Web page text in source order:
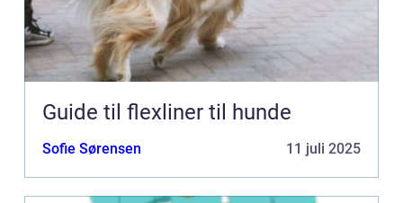
Guide til flexliner til hunde
Sofie Sørensen 11 juli 2025